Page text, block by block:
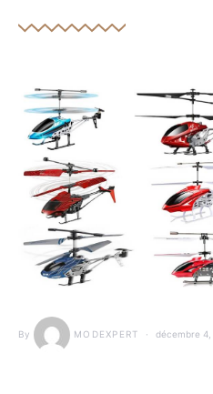
By MODEXPERT décembre 4,